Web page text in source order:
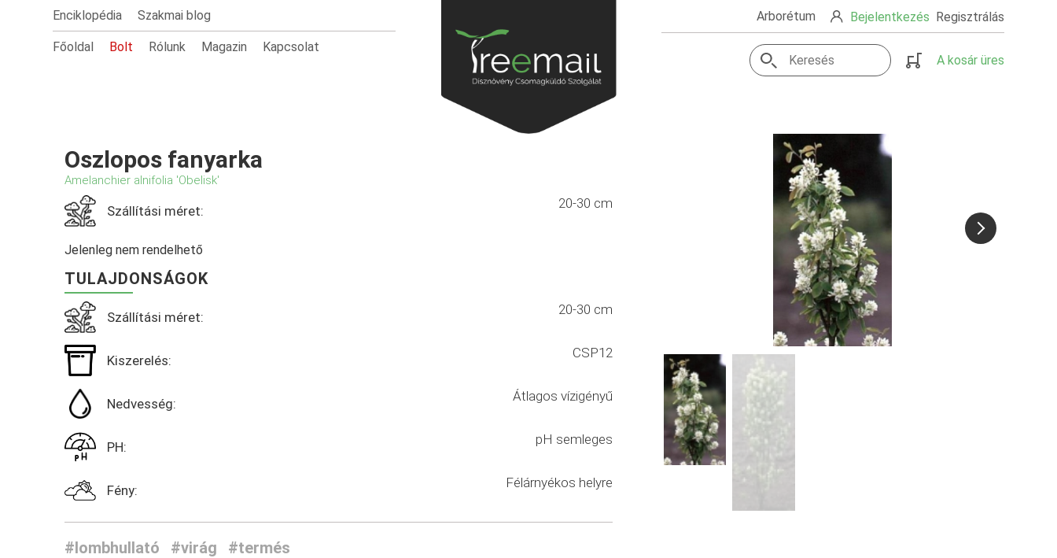
Enciklopédia Szakmai blog
Főoldal Bolt Rólunk Magazin Kapcsolat
Arborétum Bejelentkezés Regisztrálás
A kosár üres
Oszlopos fanyarka
Amelanchier alnifolia 'Obelisk'
Szállítási méret: 20-30 cm
Jelenleg nem rendelhető
TULAJDONSÁGOK
Szállítási méret: 20-30 cm
Kiszerelés: CSP12
Nedvesség: Átlagos vízigényű
PH: pH semleges
Fény: Félárnyékos helyre
#lombhullató #virág #termés